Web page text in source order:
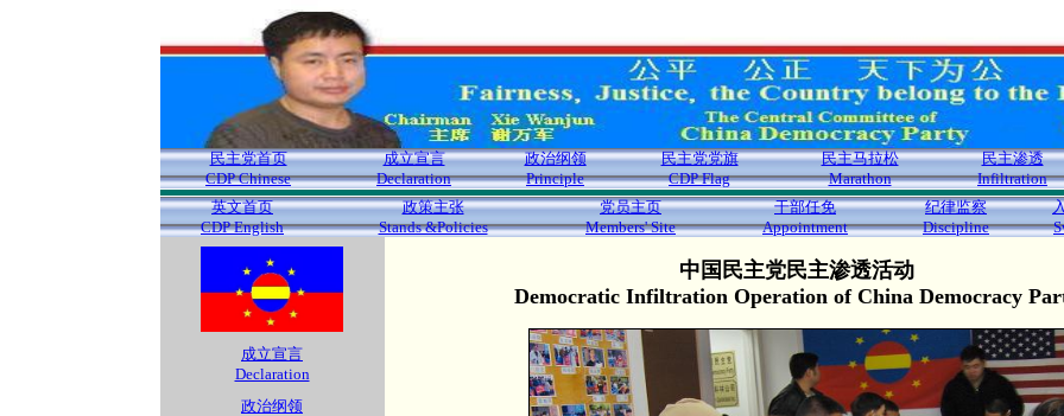
民主党首页
CDP Chinese
成立宣言
Declaration
政治纲领
Principle
民主党党旗
CDP Flag
民主马拉松
Marathon
民主渗透
Infiltration
英文首页
CDP English
政策主张
Stands &Policies
党员主页
Members' Site
干部任免
Appointment
纪律监察
Discipline
成立宣言
Declaration
政治纲领
中国民主党民主渗透活动
Democratic Infiltration Operation of China Democracy